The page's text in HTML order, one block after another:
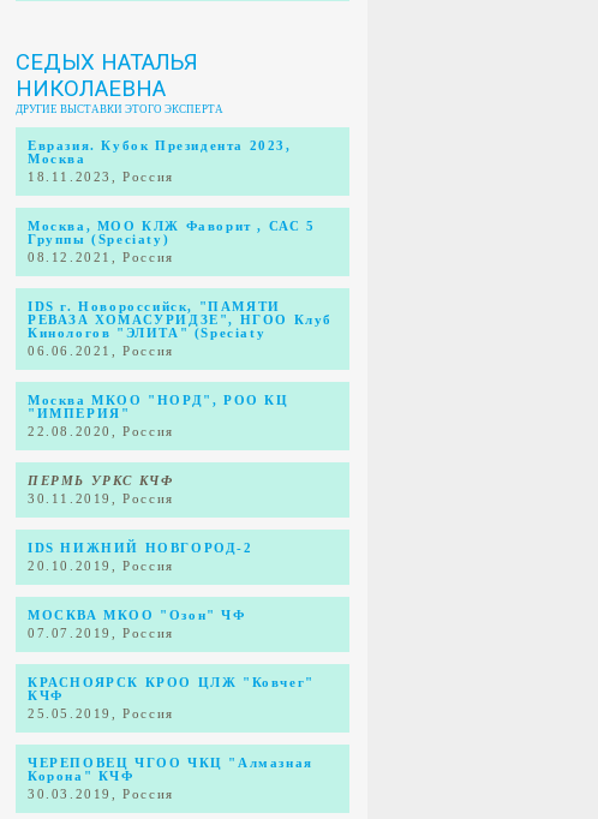
СЕДЫХ НАТАЛЬЯ
НИКОЛАЕВНА
ДРУГИЕ ВЫСТАВКИ ЭТОГО ЭКСПЕРТА
Евразия. Кубок Президента 2023,
Москва
18.11.2023, Россия
Москва, МОО КЛЖ Фаворит , САС 5
Группы (Speciaty)
08.12.2021, Россия
IDS г. Новороссийск, "ПАМЯТИ
РЕВАЗА ХОМАСУРИДЗЕ", НГОО Клуб
Кинологов "ЭЛИТА" (Speciaty
06.06.2021, Россия
Москва МКОО "НОРД", РОО КЦ
"ИМПЕРИЯ"
22.08.2020, Россия
ПЕРМЬ УРКС КЧФ
30.11.2019, Россия
IDS НИЖНИЙ НОВГОРОД-2
20.10.2019, Россия
МОСКВА МКОО "Озон" ЧФ
07.07.2019, Россия
КРАСНОЯРСК КРОО ЦЛЖ "Ковчег"
КЧФ
25.05.2019, Россия
ЧЕРЕПОВЕЦ ЧГОО ЧКЦ "Алмазная
Корона" КЧФ
30.03.2019, Россия